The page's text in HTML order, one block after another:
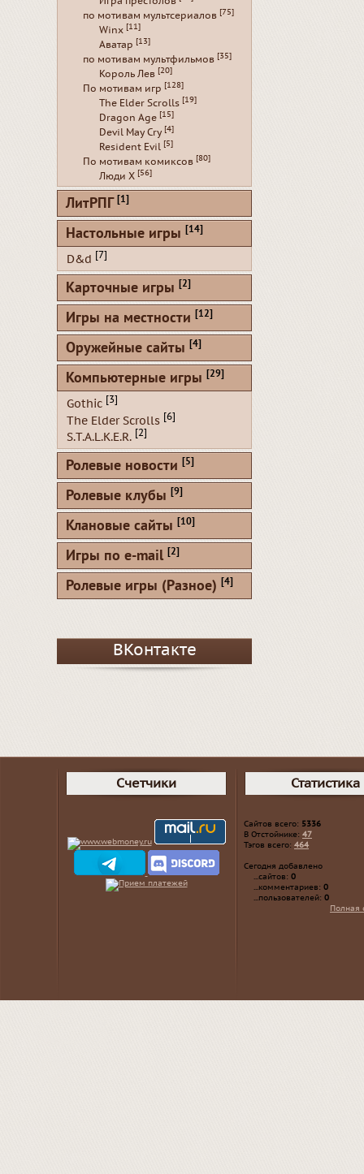
по мотивам мультсериалов [75]
Winx [11]
Аватар [13]
по мотивам мультфильмов [35]
Король Лев [20]
По мотивам игр [128]
The Elder Scrolls [19]
Dragon Age [15]
Devil May Cry [4]
Resident Evil [5]
По мотивам комиксов [80]
Люди Х [56]
ЛитРПГ [1]
Настольные игры [14]
D&d [7]
Карточные игры [2]
Игры на местности [12]
Оружейные сайты [4]
Компьютерные игры [29]
Gothic [3]
The Elder Scrolls [6]
S.T.A.L.K.E.R. [2]
Ролевые новости [5]
Ролевые клубы [9]
Клановые сайты [10]
Игры по e-mail [2]
Ролевые игры (Разное) [4]
ВКонтакте
Счетчики Статистика
Сайтов всего: 5336
В Отстойнике: 47
Тэгов всего: 464
Сегодня добавлено
...сайтов: 0
...комментариев: 0
...пользователей: 0
Полная